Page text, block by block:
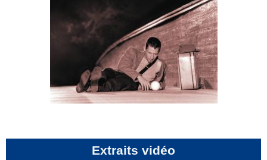
Extraits vidéo